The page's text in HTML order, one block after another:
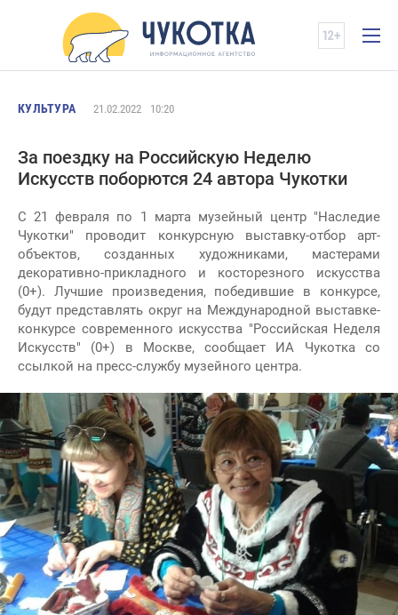
КУЛЬТУРА 21.02.2022 10:20
За поездку на Российскую Неделю
Искусств поборются 24 автора Чукотки
С 21 февраля по 1 марта музейный центр "Наследие
Чукотки" проводит конкурсную выставку-отбор арт-
объектов, созданных художниками, мастерами
декоративно-прикладного и косторезного искусства
(0+). Лучшие произведения, победившие в конкурсе,
будут представлять округ на Международной выставке-
конкурсе современного искусства "Российская Неделя
Искусств" (0+) в Москве, сообщает ИА Чукотка со
ссылкой на пресс-службу музейного центра.